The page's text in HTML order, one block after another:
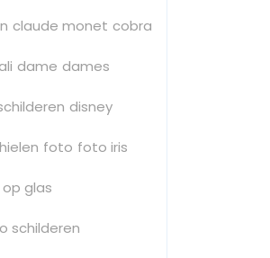
claude monet cobra
dame dames
disney
foto foto iris
glas
schilderen